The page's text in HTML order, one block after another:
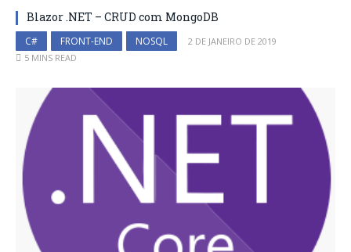
Blazor .NET – CRUD com MongoDB
C# FRONT-END NOSQL
2 DE JANEIRO DE 2019
5 MINS READ